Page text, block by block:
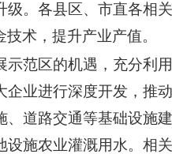
。各县区、市直各相
术，提升产业产值。
示范区的机遇，充分利
业进行深度开发，推
、道路交通等基础设施
设施农业灌溉用水。相